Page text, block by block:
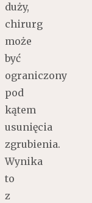
duży,
chirurg
może
być
ograniczony
pod
kątem
usunięcia
zgrubienia.
Wynika
to
z